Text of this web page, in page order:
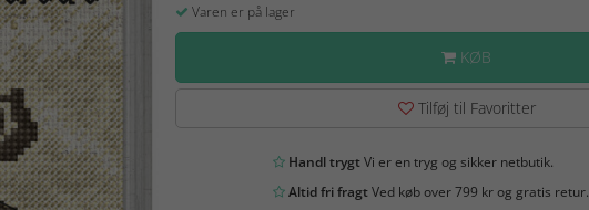
Varen er på lager
KØB
Tilføj til Favoritter
Handl trygtVi er en tryg og sikker netbutik.
Altid fri fragtVed køb over 799 kr og gratis retur.